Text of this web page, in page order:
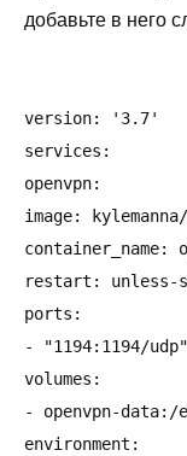
добавьте в него
version: '3.7'
services:
openvpn:
image:
container_name:
restart: unless-
ports:
- "1194:1194/udp"
volumes:
- openvpn-data:/
environment: